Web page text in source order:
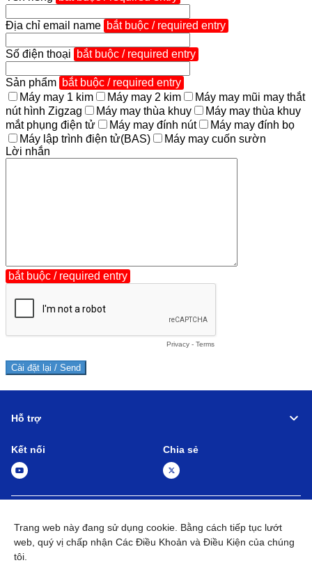
Hỗ trợ
Kết nối Chia sẻ
Chính sách bảo mật
Liên hệ
Sơ đồ trang web
Trang web này đang sử dụng cookie. Bằng cách tiếp tục lướt
web, quý vị chấp nhận Các Điều Khoản và Điều Kiện của chúng
tôi.